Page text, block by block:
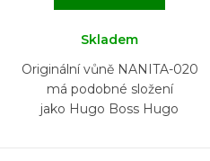
Skladem
Originální vůně NANITA-020
má podobné složení
jako Hugo Boss Hugo